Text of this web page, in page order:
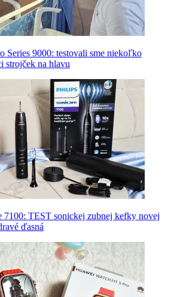
Series 9000: testovali sme niekoľko
strojček na hlavu
7100: TEST sonickej zubnej kefky novej
ďasná